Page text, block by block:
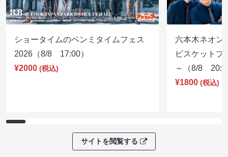
ショータイムのペンミタイムフェス
2026（8/8 17:00）
¥2000 (税込)
六本木ネオン
ビスケットブ
～（8/8
¥1800 (税込)
サイトを閲覧する